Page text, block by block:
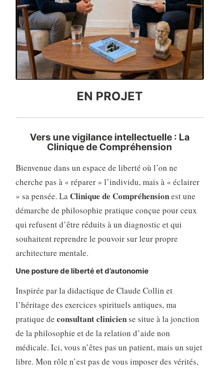
EN PROJET
Vers une vigilance intellectuelle : La
Clinique de Compréhension
Bienvenue dans un espace de liberté où l’on ne
cherche pas à « réparer » l’individu, mais à « éclairer
» sa pensée. La Clinique de Compréhensionest une
démarche de philosophie pratique conçue pour ceux
qui refusent d’être réduits à un diagnostic et qui
souhaitent reprendre le pouvoir sur leur propre
architecture mentale.
Une posture de liberté et d’autonomie
Inspirée par la didactique de Claude Collin et
l’héritage des exercices spirituels antiques, ma
pratique de consultant cliniciense situe à la jonction
de la philosophie et de la relation d’aide non
médicale. Ici, vous n’êtes pas un patient, mais un sujet
libre. Mon rôle n’est pas de vous imposer des vérités,